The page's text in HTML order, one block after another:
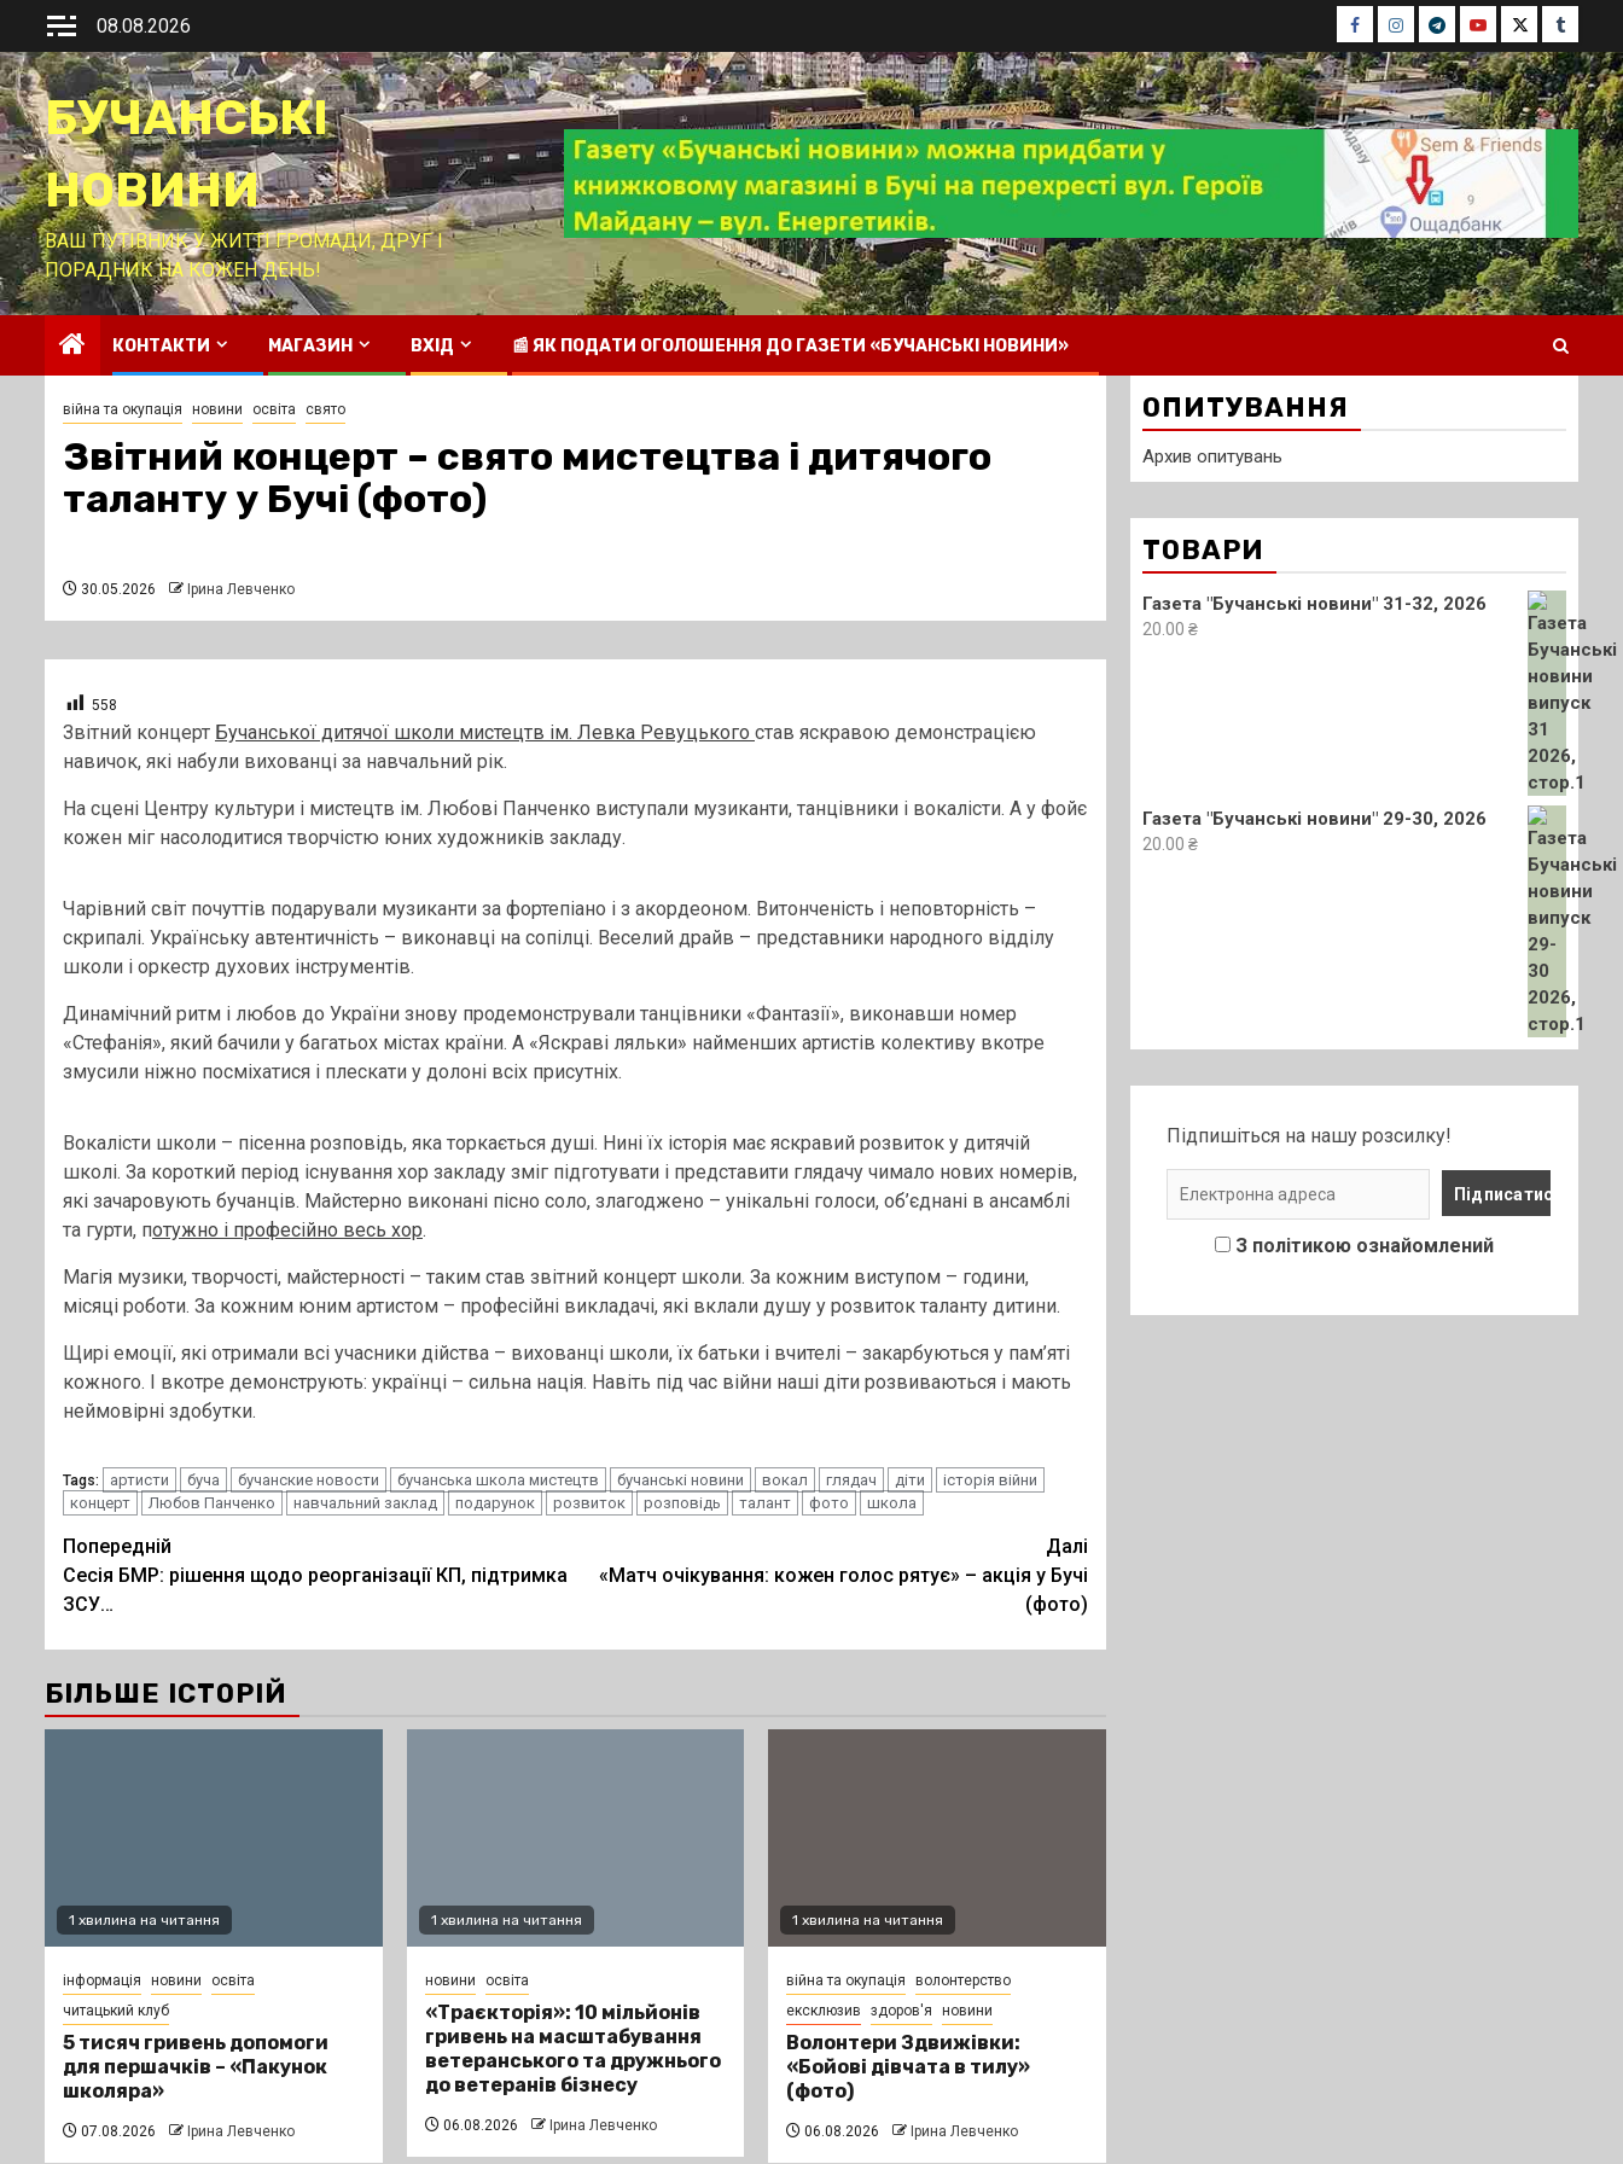
Перейти
вмісту
08.08.2026 Facebook
Instagram
TelegramYoutubeTwitterTumblr
БУЧАНСЬКІ
НОВИНИ
ВАШ ПУТІВНИК У ЖИТТІ ГРОМАДИ, ДРУГ І
ПОРАДНИК НА КОЖЕН ДЕНЬ!
КОНТАКТИ МАГАЗИН ВХІД 📰 ЯК ПОДАТИ ОГОЛОШЕННЯ ДО ГАЗЕТИ «БУЧАНСЬКІ НОВИНИ»
війна та окупація новини освіта свято
Звітний концерт – свято мистецтва і дитячого
таланту у Бучі (фото)
30.05.2026 Ірина Левченко
558
Звітний концерт Бучанської дитячої школи мистецтв ім. Левка Ревуцького став яскравою демонстрацією
навичок, які набули вихованці за навчальний рік.
На сцені Центру культури і мистецтв ім. Любові Панченко виступали музиканти, танцівники і вокалісти. А у фойє
кожен міг насолодитися творчістю юних художників закладу.
Чарівний світ почуттів подарували музиканти за фортепіано і з акордеоном. Витонченість і неповторність –
скрипалі. Українську автентичність – виконавці на сопілці. Веселий драйв – представники народного відділу
школи і оркестр духових інструментів.
Динамічний ритм і любов до України знову продемонстрували танцівники «Фантазії», виконавши номер
«Стефанія», який бачили у багатьох містах країни. А «Яскраві ляльки» найменших артистів колективу вкотре
змусили ніжно посміхатися і плескати у долоні всіх присутніх.
Вокалісти школи – пісенна розповідь, яка торкається душі. Нині їх історія має яскравий розвиток у дитячій
школі. За короткий період існування хор закладу зміг підготувати і представити глядачу чимало нових номерів,
які зачаровують бучанців. Майстерно виконані пісно соло, злагоджено – унікальні голоси, об’єднані в ансамблі
та гурти, потужно і професійно весь хор.
Магія музики, творчості, майстерності – таким став звітний концерт школи. За кожним виступом – години,
місяці роботи. За кожним юним артистом – професійні викладачі, які вклали душу у розвиток таланту дитини.
Щирі емоції, які отримали всі учасники дійства – вихованці школи, їх батьки і вчителі – закарбуються у пам’яті
кожного. І вкотре демонструють: українці – сильна нація. Навіть під час війни наші діти розвиваються і мають
неймовірні здобутки.
Tags: артисти буча бучанские новости бучанська школа мистецтв бучанські новини вокал глядач діти
історія війни
концерт
Любов Панченко навчальний заклад подарунок розвиток розповідь талант фото школа
Post
navigation
Попередній
Сесія БМР: рішення щодо реорганізації КП, підтримка
ЗСУ…
Далі
«Матч очікування: кожен голос рятує» – акція у Бучі
(фото)
БІЛЬШЕ ІСТОРІЙ
1 хвилина на читання
інформація новини
освіта
читацький клуб
5 тисяч гривень допомоги
для першачків – «Пакунок
школяра»
07.08.2026 Ірина Левченко
1 хвилина на читання
новини освіта
«Траєкторія»: 10 мільйонів
гривень на масштабування
ветеранського та дружнього
до ветеранів бізнесу
06.08.2026 Ірина Левченко
1 хвилина на читання
війна та окупація
волонтерство
ексклюзив
здоров'я новини
Волонтери Здвижівки:
«Бойові дівчата в тилу»
(фото)
06.08.2026 Ірина Левченко
ОПИТУВАННЯ
Архив опитувань
ТОВАРИ
Газета "Бучанські новини" 31-32, 2026
20.00 ₴
Газета "Бучанські новини" 29-30, 2026
20.00 ₴
Підпишіться на нашу розсилку!
З політикою ознайомлений